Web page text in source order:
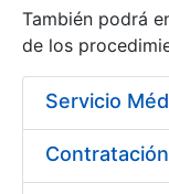
Erakutsi/
También podrá
de los